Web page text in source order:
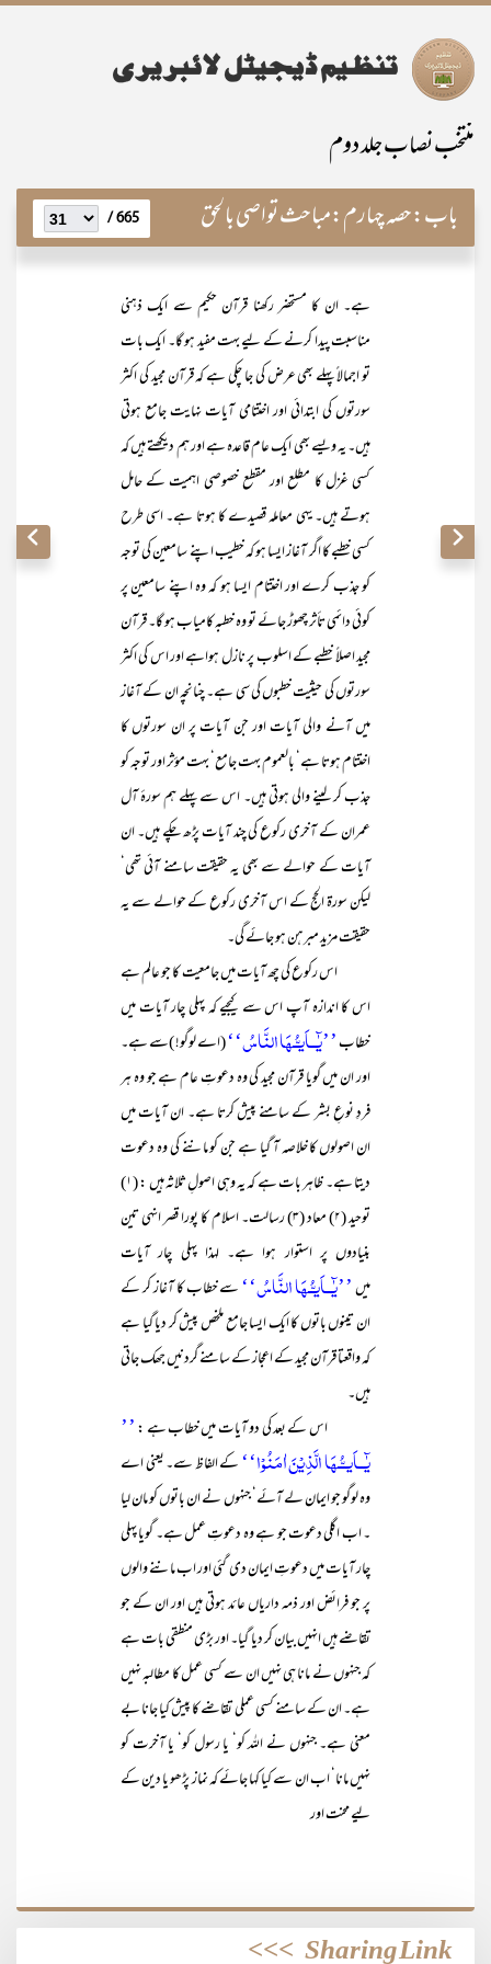
منتخب نصاب جلد دوم
باب:حصہ چہارم:مباحث تواصی بالحق 665 /
ہے۔ ان کا مستحضر رکھنا قرآن حکیم سے ایک ذہنی
مناسبت پیدا کرنے کے لیے بہت مفید ہو گا۔ ایک بات
تو اجمالاً پہلے بھی عرض کی جا چکی ہے کہ قرآن مجید کی اکثر
سورتوں کی ابتدائی اور اختتامی آیات نہایت جامع ہوتی
ہیں۔ یہ ویسے بھی ایک عام قاعدہ ہے اور ہم دیکھتے ہیں کہ
کسی غزل کا مطلع اور مقطع خصوصی اہمیت کے حامل
ہوتے ہیں۔ یہی معاملہ قصیدے کا ہوتا ہے۔ اسی طرح
کسی خطبے کا اگر آغاز ایسا ہو کہ خطیب اپنے سامعین کی توجہ
کو جذب کرے اور اختتام ایسا ہو کہ وہ اپنے سامعین پر
کوئی دائمی تأثر چھوڑ جائے تو وہ خطبہ کامیاب ہو گا۔ قرآن
مجید اصلاً خطبے کے اسلوب پر نازل ہواہے اور اس کی اکثر
سورتوں کی حیثیت خطبوں کی سی ہے۔ چنانچہ ان کے آغاز
میں آنے والی آیات اور جن آیات پر ان سورتوں کا
اختتام ہوتا ہے‘ بالعموم بہت جامع‘ بہت مؤثر اور توجہ کو
جذب کر لینے والی ہوتی ہیں۔ اس سے پہلے ہم سورۂ آل
عمران کے آخری رکوع کی چند آیات پڑھ چکے ہیں۔ ان
آیات کے حوالے سے بھی یہ حقیقت سامنے آئی تھی‘
لیکن سورۃ الحج کے اس آخری رکوع کے حوالے سے یہ
حقیقت مزید مبرہن ہو جائے گی۔
اس رکوع کی چھ آیات میں جامعیت کا جو عالم ہے
اس کا اندازہ آپ اس سے کیجیے کہ پہلی چار آیات میں
خطاب’’یٰٓــاَیـُّـہَا النَّاسُ‘‘(اے لوگو! )سے ہے۔
اور ان میں گویا قرآن مجید کی وہ دعوتِ عام ہے جو وہ ہر
فردِ نوعِ بشر کے سامنے پیش کرتا ہے۔ ان آیات میں
ان اصولوں کا خلاصہ آ گیا ہے جن کو ماننے کی وہ دعوت
دیتا ہے۔ ظاہر بات ہے کہ یہ وہی اصولِ ثلاثہ ہیں : (۱)
توحید (۲) معاد (۳) رسالت۔ اسلام کا پورا قصر انہی تین
بنیادوں پر استوار ہوا ہے۔ لہذا پہلی چار آیات
میں’’یٰٓــاَیـُّـہَا النَّاسُ‘‘سے خطاب کا آغاز کر کے
ان تینوں باتوں کا ایک ایسا جامع ملخص پیش کر دیا گیا ہے
کہ واقعتا قرآن مجید کے اعجاز کے سامنے گردنیں جھک جاتی
ہیں۔
اس کے بعد کی دو آیات میں خطاب ہے :’’
یٰٓــاَیــُّـہَا الَّذِیْنَ اٰمَنُوْا‘‘کے الفاظ سے۔ یعنی اے
وہ لوگو جو ایمان لے آئے‘ جنہوں نے ان باتوں کو مان لیا
۔ اب اگلی دعوت جو ہے وہ دعوتِ عمل ہے۔ گویا پہلی
چار آیات میں دعوتِ ایمان دی گئی اور اب ماننے والوں
پر جو فرائض اور ذمہ داریاں عائد ہوتی ہیں اور ان کے جو
تقاضے ہیں انہیں بیان کر دیا گیا۔ اور بڑی منطقی بات ہے
کہ جنہوں نے مانا ہی نہیں ان سے کسی عمل کا مطالبہ نہیں
ہے۔ ان کے سامنے کسی عملی تقاضے کا پیش کیا جانا بے
معنی ہے۔ جنہوں نے اللہ کو‘ یا رسول کو‘ یا آخرت کو
نہیں مانا‘ اب ان سے کیا کہا جائے کہ نماز پڑھو یا دین کے
لیے محنت اور
Sharing Link
>>>